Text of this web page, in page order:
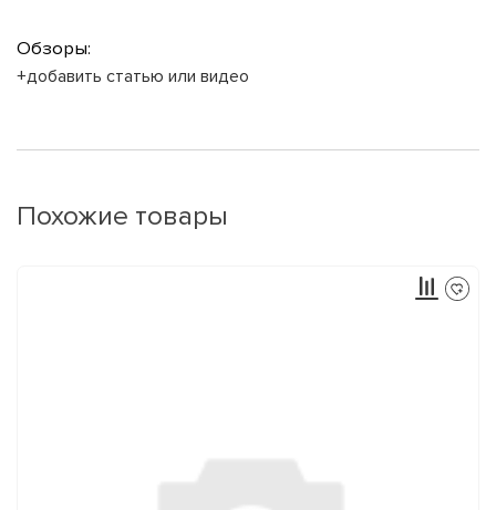
Обзоры:
+добавить статью или видео
Похожие товары